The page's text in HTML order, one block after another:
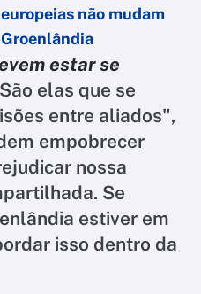
não mudam
estar se
elas que se
entre aliados",
empobrecer
nossa
Se
estiver em
isso dentro da